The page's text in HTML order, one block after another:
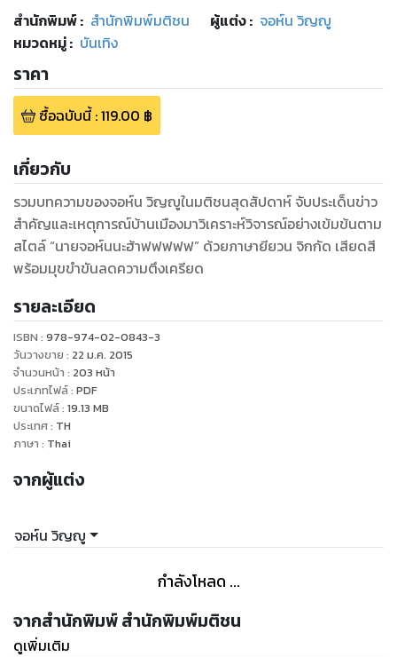
สำนักพิมพ์: สำนักพิมพ์มติชน ผู้แต่ง : จอห์น วิญญู
หมวดหมู่: บันเทิง
ราคา
ซื้อฉบับนี้:119.00 ฿
เกี่ยวกับ
รวมบทความของจอห์น วิญญูในมติชนสุดสัปดาห์ จับประเด็นข่าว
สำคัญและเหตุการณ์บ้านเมืองมาวิเคราะห์วิจารณ์อย่างเข้มข้นตาม
สไตล์ “นายจอห์นนะฮ้าฟฟฟฟฟ” ด้วยภาษายียวน จิกกัด เสียดสี
พร้อมมุขขำขันลดความตึงเครียด
รายละเอียด
ISBN : 978-974-02-0843-3
วันวางขาย : 22 ม.ค. 2015
จำนวนหน้า : 203 หน้า
ประเภทไฟล์: PDF
ขนาดไฟล์: 19.13 MB
ประเทศ: TH
ภาษา : Thai
จากผู้แต่ง
จอห์น วิญญู
กำลังโหลด ...
จากสำนักพิมพ์ สำนักพิมพ์มติชน
ดูเพิ่มเติม